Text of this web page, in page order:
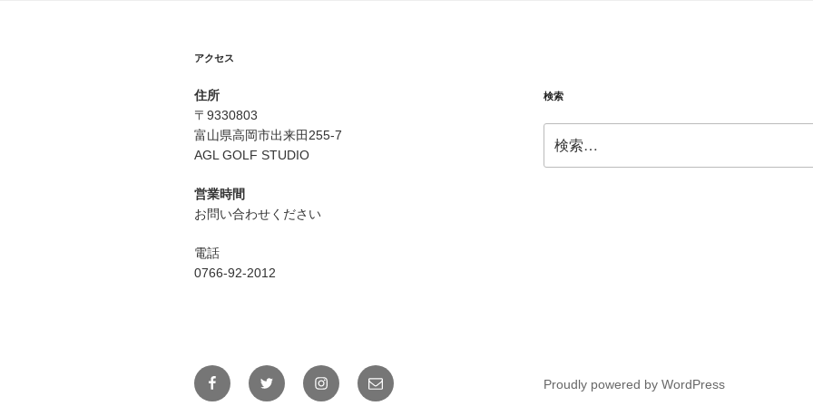
アクセス
住所
〒9330803
富山県高岡市出来田255-7
AGL GOLF STUDIO
営業時間
お問い合わせください
電話
0766-92-2012
検索
索:
FacebookTwitter Instagramメ
ー
Proudly powered by WordPress